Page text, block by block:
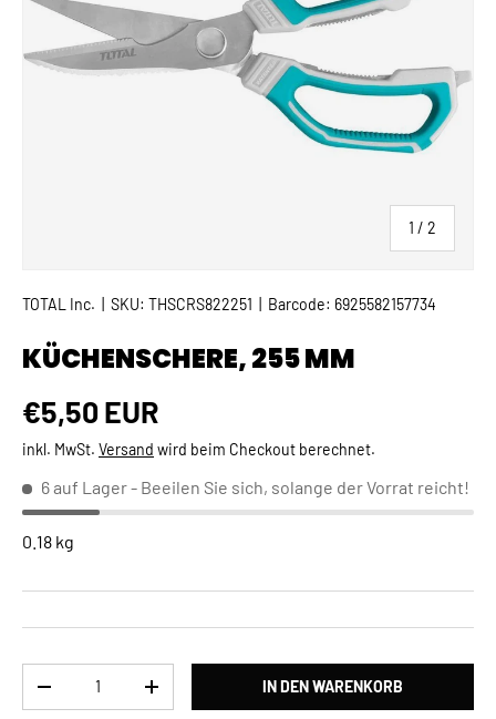
1 / von
2
TOTAL Inc. SKU: THSCRS822251 Barcode: 6925582157734
KÜCHENSCHERE, 255 MM
Normaler Preis
€5,50 EUR
inkl. MwSt. Versand wird beim Checkout berechnet.
6 auf Lager- Beeilen Sie sich, solange der Vorrat reicht!
0.18 kg
MENGE VERRINGERNMENGE ERHÖHENIN DEN WARENKORB